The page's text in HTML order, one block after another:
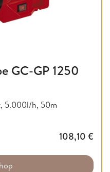
GC-GP 1250
5.000l/h, 50m
108,10 €